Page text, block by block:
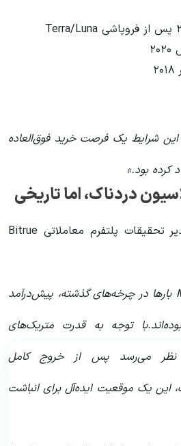
این شرایط یک فرصت خرید فوق‌العاده
کرده بود.»
دردناک، اما تاریخی
«آندری فوزان آدزییما» مدیر تحقیقات پلتفرم معاملاتی Bitrue
«مناطق منفی MVRV بارها در چرخه‌های گذشته، پیش‌درآمد
توجه به قدرت متریک‌های
نظر می‌رسد پس از خروج کامل
این یک موقعیت ایده‌آل برای انباشت